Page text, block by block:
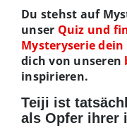
Du stehst auf
unser Quiz und
Mysteryserie
dich von unseren
inspirieren.
Teiji ist
als Opfer ihrer